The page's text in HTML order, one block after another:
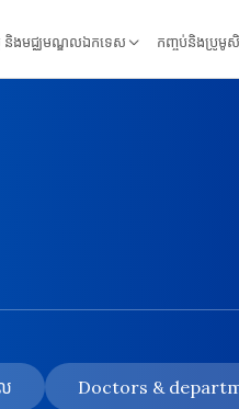
រ និងមជ្ឈមណ្ឌលឯកទេស កញ្ចប់និងប្រូមូ
Doctors &